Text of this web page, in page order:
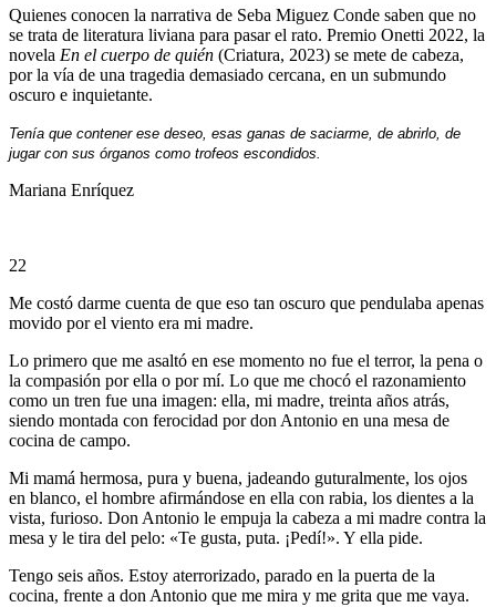
Quienes conocen la narrativa de Seba Miguez Conde saben que no
se trata de literatura liviana para pasar el rato. Premio Onetti 2022, la
novela En el cuerpo de quién (Criatura, 2023) se mete de cabeza,
por la vía de una tragedia demasiado cercana, en un submundo
oscuro e inquietante.
Tenía que contener ese deseo, esas ganas de saciarme, de abrirlo, de
jugar con sus órganos como trofeos escondidos.
Mariana Enríquez
22
Me costó darme cuenta de que eso tan oscuro que pendulaba apenas
movido por el viento era mi madre.
Lo primero que me asaltó en ese momento no fue el terror, la pena o
la compasión por ella o por mí. Lo que me chocó el razonamiento
como un tren fue una imagen: ella, mi madre, treinta años atrás,
siendo montada con ferocidad por don Antonio en una mesa de
cocina de campo.
Mi mamá hermosa, pura y buena, jadeando guturalmente, los ojos
en blanco, el hombre afirmándose en ella con rabia, los dientes a la
vista, furioso. Don Antonio le empuja la cabeza a mi madre contra la
mesa y le tira del pelo: «Te gusta, puta. ¡Pedí!». Y ella pide.
Tengo seis años. Estoy aterrorizado, parado en la puerta de la
cocina, frente a don Antonio que me mira y me grita que me vaya.